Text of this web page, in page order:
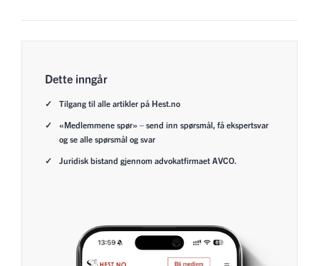
Dette inngår
Tilgang til alle artikler på Hest.no
«Medlemmene spør» – send inn spørsmål, få ekspertsvar
og se alle spørsmål og svar
Juridisk bistand gjennom advokatfirmaet AVCO.